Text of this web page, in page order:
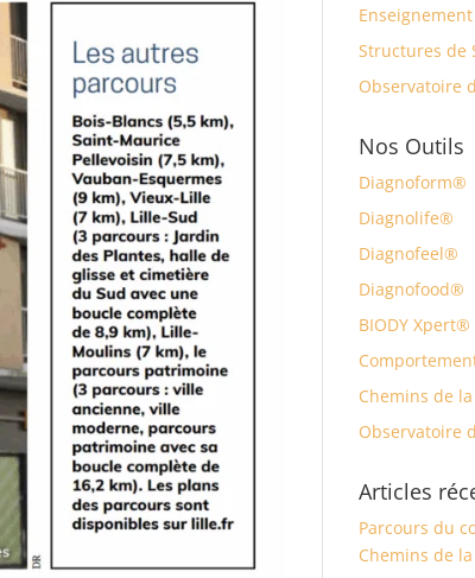
Enseignement
Structures de
Observatoire
Nos Outils
Diagnoform®
Diagnolife®
Diagnofeel®
Diagnofood®
BIODY Xpert®
Chemins de
Observatoire
Articles
Parcours du
Chemins de